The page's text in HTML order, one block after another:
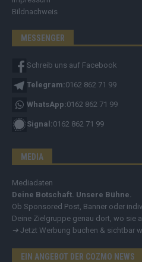
Bildnachweis
MESSENGER
Schreib uns auf Facebook
Telegram:0162 862 71 99
WhatsApp:0162 862 71 99
Signal:0162 862 71 99
MEDIA
Mediadaten
Deine Botschaft. Unsere Bühne.
Ob Sponsored Post, Banner oder
Deine Zielgruppe genau dort, wo sie
➔ Jetzt Werbung buchen & sichtbar
EIN ANGEBOT DER COZMO NEWS